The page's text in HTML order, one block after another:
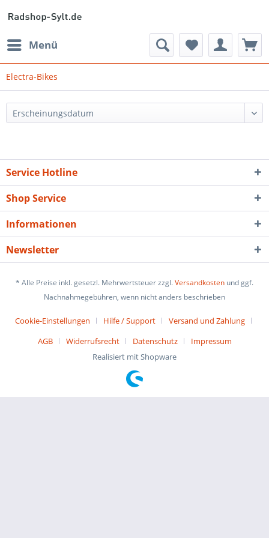
Menü
Electra-Bikes
Service Hotline
Shop Service
Informationen
Newsletter
* Alle Preise inkl. gesetzl. Mehrwertsteuer zzgl.Versandkosten und ggf.
Nachnahmegebühren, wenn nicht anders beschrieben
Cookie-Einstellungen Hilfe / Support
Versand und Zahlung
AGB
Widerrufsrecht Datenschutz
Impressum
Realisiert mit Shopware